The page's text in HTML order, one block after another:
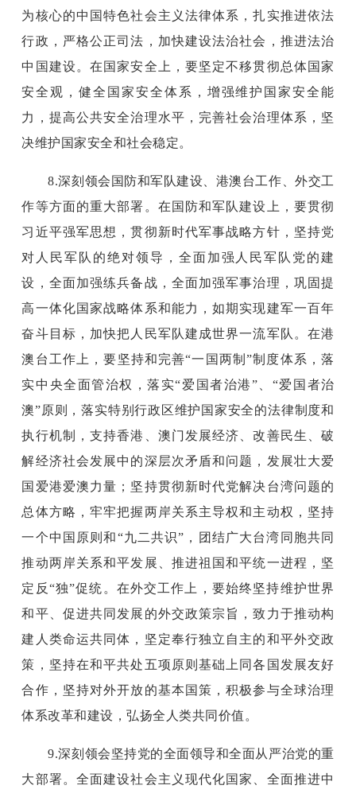
为核心的中国特色社会主义法律体系，扎实推进依法
行政，严格公正司法，加快建设法治社会，推进法治
中国建设。在国家安全上，要坚定不移贯彻总体国家
安全观，健全国家安全体系，增强维护国家安全能
力，提高公共安全治理水平，完善社会治理体系，坚
决维护国家安全和社会稳定。
8.深刻领会国防和军队建设、港澳台工作、外交工
作等方面的重大部署。在国防和军队建设上，要贯彻
习近平强军思想，贯彻新时代军事战略方针，坚持党
对人民军队的绝对领导，全面加强人民军队党的建
设，全面加强练兵备战，全面加强军事治理，巩固提
高一体化国家战略体系和能力，如期实现建军一百年
奋斗目标，加快把人民军队建成世界一流军队。在港
澳台工作上，要坚持和完善“一国两制”制度体系，落
实中央全面管治权，落实“爱国者治港”、“爱国者治
澳”原则，落实特别行政区维护国家安全的法律制度和
执行机制，支持香港、澳门发展经济、改善民生、破
解经济社会发展中的深层次矛盾和问题，发展壮大爱
国爱港爱澳力量；坚持贯彻新时代党解决台湾问题的
总体方略，牢牢把握两岸关系主导权和主动权，坚持
一个中国原则和“九二共识”，团结广大台湾同胞共同
推动两岸关系和平发展、推进祖国和平统一进程，坚
定反“独”促统。在外交工作上，要始终坚持维护世界
和平、促进共同发展的外交政策宗旨，致力于推动构
建人类命运共同体，坚定奉行独立自主的和平外交政
策，坚持在和平共处五项原则基础上同各国发展友好
合作，坚持对外开放的基本国策，积极参与全球治理
体系改革和建设，弘扬全人类共同价值。
9.深刻领会坚持党的全面领导和全面从严治党的重
大部署。全面建设社会主义现代化国家、全面推进中